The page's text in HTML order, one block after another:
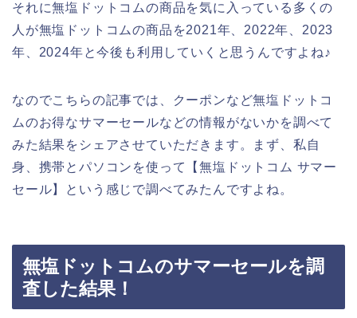
それに無塩ドットコムの商品を気に入っている多くの
人が無塩ドットコムの商品を2021年、2022年、2023
年、2024年と今後も利用していくと思うんですよね♪
なのでこちらの記事では、クーポンなど無塩ドットコ
ムのお得なサマーセールなどの情報がないかを調べて
みた結果をシェアさせていただきます。まず、私自
身、携帯とパソコンを使って【無塩ドットコム サマー
セール】という感じで調べてみたんですよね。
無塩ドットコムのサマーセールを調
査した結果！